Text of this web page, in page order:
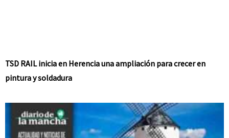
TSD RAIL inicia en Herencia una ampliación para crecer en
pintura y soldadura